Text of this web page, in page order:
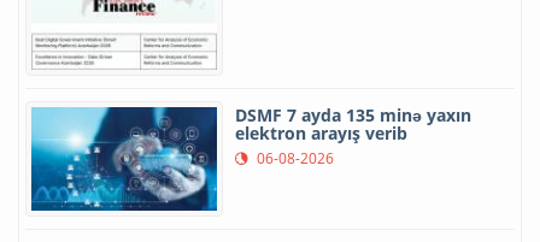
DSMF 7 ayda 135 minə yaxın
elektron arayış verib
06-08-2026